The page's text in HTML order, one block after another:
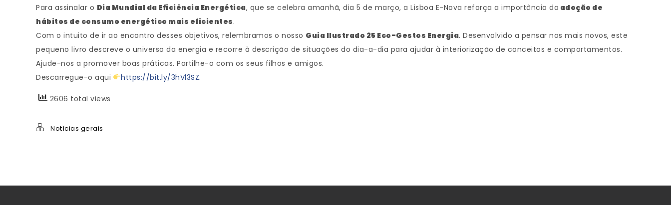
Para assinalar o Dia Mundial da Eficiência Energética, que se celebra amanhã, dia 5 de março, a Lisboa E-Nova reforça a importância da adoção de
hábitos de consumo energético mais eficientes.
Com o intuito de ir ao encontro desses objetivos, relembramos o nosso Guia Ilustrado 25 Eco-Gestos Energia. Desenvolvido a pensar nos mais novos, este
pequeno livro descreve o universo da energia e recorre à descrição de situações do dia-a-dia para ajudar à interiorização de conceitos e comportamentos.
Ajude-nos a promover boas práticas. Partilhe-o com os seus filhos e amigos.
Descarregue-o aqui
https://bit.ly/3hVl3SZ.
2606 total views
Notícias gerais